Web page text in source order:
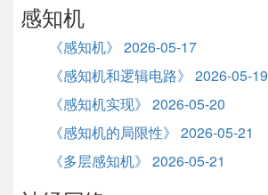
感知机
《感知机》 2026-05-17
《感知机和逻辑电路》 2026-05-19
《感知机实现》 2026-05-20
《感知机的局限性》 2026-05-21
《多层感知机》 2026-05-21